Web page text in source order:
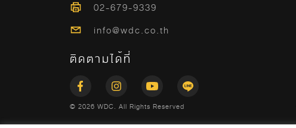
02-679-9339
info@wdc.co.th
ติดตามได้ที่
© 2026 WDC. All Rights Reserved